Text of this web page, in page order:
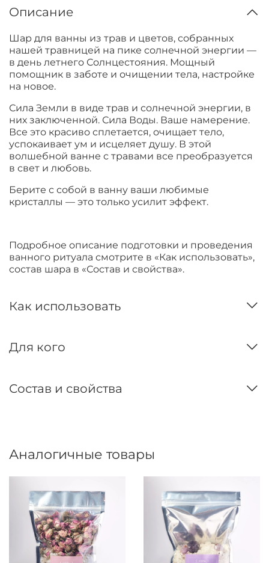
Описание
Шар для ванны из трав и цветов, собранных
нашей травницей на пике солнечной энергии —
в день летнего Солнцестояния. Мощный
помощник в заботе и очищении тела, настройке
на новое.
Сила Земли в виде трав и солнечной энергии, в
них заключенной. Сила Воды. Ваше намерение.
Все это красиво сплетается, очищает тело,
успокаивает ум и исцеляет душу. В этой
волшебной ванне с травами все преобразуется
в свет и любовь.
Берите с собой в ванну ваши любимые
кристаллы — это только усилит эффект.
Подробное описание подготовки и проведения
ванного ритуала смотрите в «Как использовать»,
состав шара в «Состав и свойства».
Как использовать
Для кого
Состав и свойства
Аналогичные товары